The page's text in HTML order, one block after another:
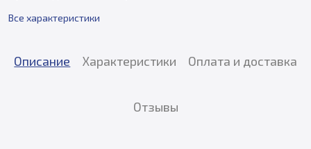
Все характеристики
Описание Характеристики Оплата и доставка
Отзывы